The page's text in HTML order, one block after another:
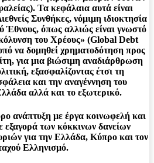
Τα κεφάλαια αυτά είναι
Συνθήκες, νόμιμη ιδιοκτησία
Έθνους, όπως αλλιώς είναι γνωστό
του Χρέους» (Global Debt
να δομηθεί χρηματοδότηση προς
για μια βιώσιμη αναδιάρθρωση
εξασφαλίζοντας έτσι τη
και την αναγέννηση του
αλλά και το εξωτερικό.
ανάπτυξη με έργα κοινωφελή και
εξαγορά των κόκκινων δανείων
για την Ελλάδα, Κύπρο και τον
Ελληνισμό.